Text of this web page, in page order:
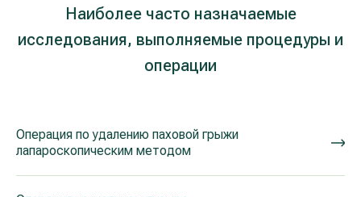
Наиболее часто назначаемые
исследования, выполняемые процедуры и
операции
Операция по удалению паховой грыжи
лапароскопическим методом